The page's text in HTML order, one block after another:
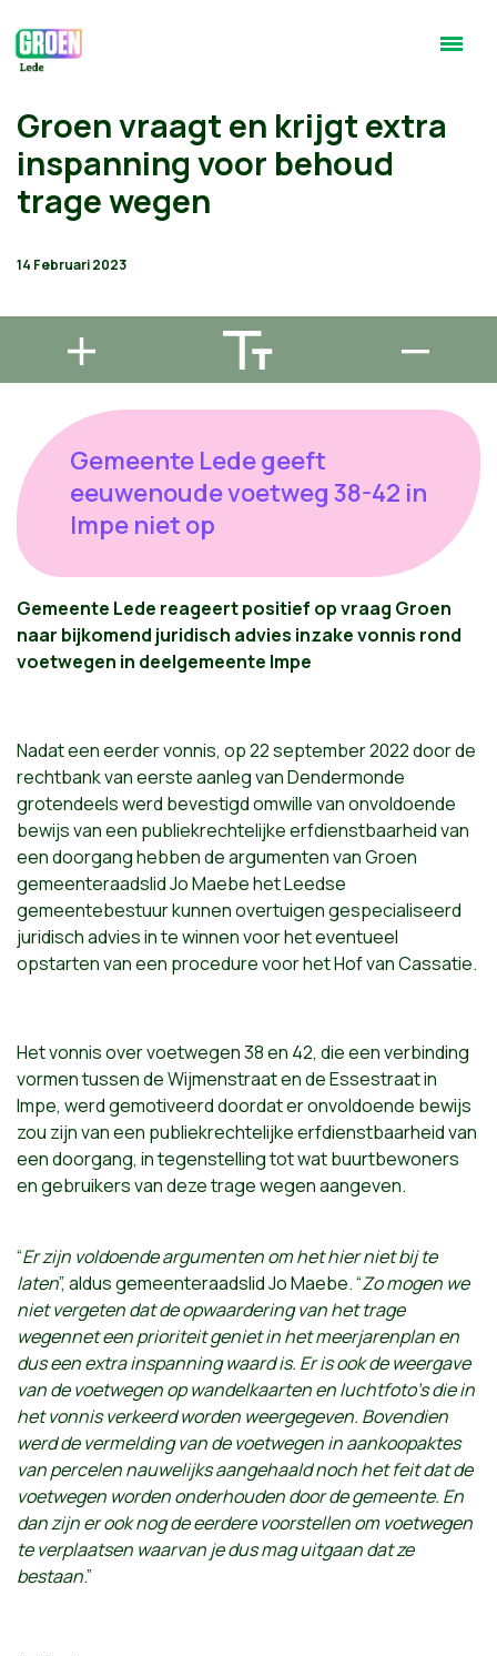
Groen vraagt en krijgt extra
inspanning voor behoud
trage wegen
14 Februari 2023
Gemeente Lede geeft
eeuwenoude voetweg 38-42 in
Impe niet op
Gemeente Lede reageert positief op vraag Groen
naar bijkomend juridisch advies inzake vonnis rond
voetwegen in deelgemeente Impe
Nadat een eerder vonnis, op 22 september 2022 door de
rechtbank van eerste aanleg van Dendermonde
grotendeels werd bevestigd omwille van onvoldoende
bewijs van een publiekrechtelijke erfdienstbaarheid van
een doorgang hebben de argumenten van Groen
gemeenteraadslid Jo Maebe het Leedse
gemeentebestuur kunnen overtuigen gespecialiseerd
juridisch advies in te winnen voor het eventueel
opstarten van een procedure voor het Hof van Cassatie.
Het vonnis over voetwegen 38 en 42, die een verbinding
vormen tussen de Wijmenstraat en de Essestraat in
Impe, werd gemotiveerd doordat er onvoldoende bewijs
zou zijn van een publiekrechtelijke erfdienstbaarheid van
een doorgang, in tegenstelling tot wat buurtbewoners
en gebruikers van deze trage wegen aangeven.
“Er zijn voldoende argumenten om het hier niet bij te
laten”, aldus gemeenteraadslid Jo Maebe. “Zo mogen we
niet vergeten dat de opwaardering van het trage
wegennet een prioriteit geniet in het meerjarenplan en
dus een extra inspanning waard is. Er is ook de weergave
van de voetwegen op wandelkaarten en luchtfoto’s die in
het vonnis verkeerd worden weergegeven. Bovendien
werd de vermelding van de voetwegen in aankoopaktes
van percelen nauwelijks aangehaald noch het feit dat de
voetwegen worden onderhouden door de gemeente. En
dan zijn er ook nog de eerdere voorstellen om voetwegen
te verplaatsen waarvan je dus mag uitgaan dat ze
bestaan.”